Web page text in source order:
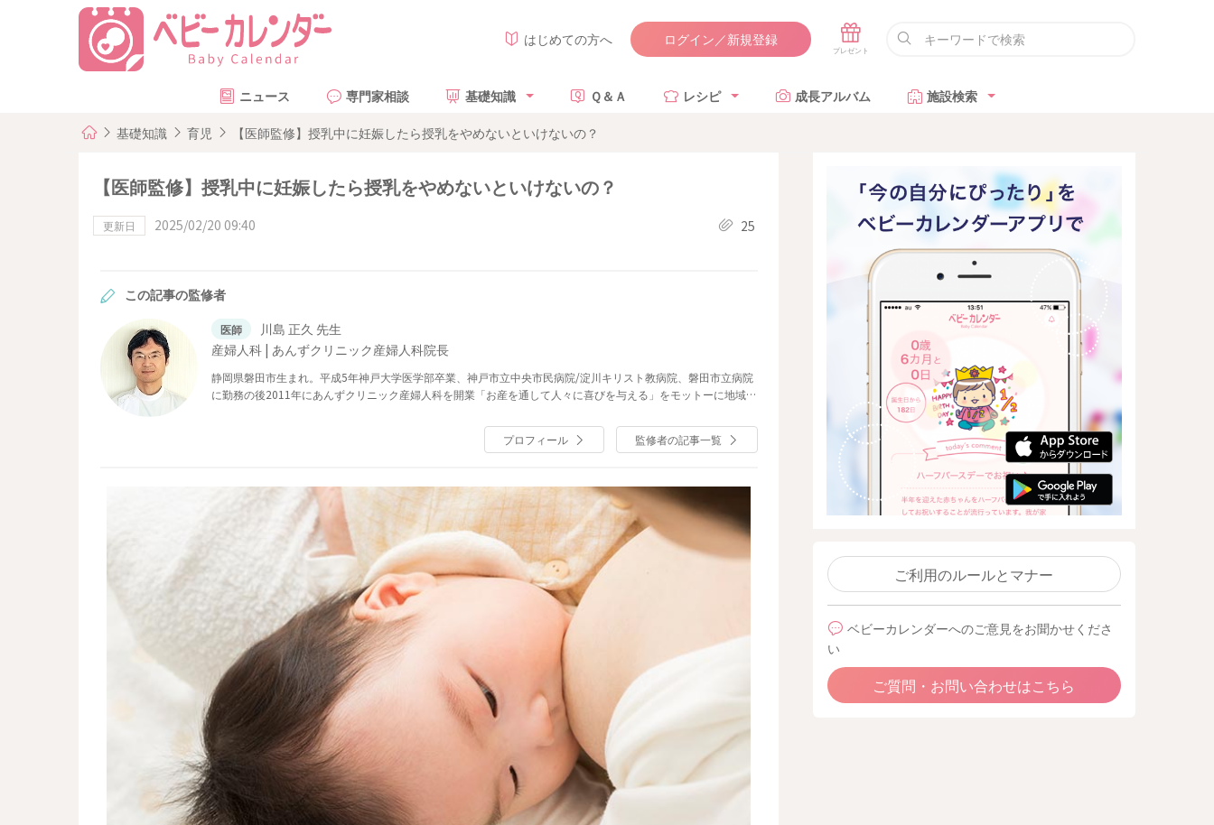
はじめての方へ ログイン／新規登録
ニュース 専門家相談 基礎知識 Ｑ＆Ａ レシピ 成長アルバム 施設検索
基礎知識 育児 【医師監修】授乳中に妊娠したら授乳をやめないといけないの？
【医師監修】授乳中に妊娠したら授乳をやめないといけないの？
更新日 2025/02/20 09:40 25
この記事の監修者
医師
川島 正久 先生
産婦人科 | あんずクリニック産婦人科院長
静岡県磐田市生まれ。平成5年神戸大学医学部卒業、神戸市立中央市民病院/淀川キリスト教病院、磐田市立病院
に勤務の後2011年にあんずクリニック産婦人科を開業「お産を通して人々に喜びを与える」をモットーに地域の
プロフィール
監修者の記事一覧
ご利用のルールとマナー
ベビーカレンダーへのご意見をお聞かせくださ
い
ご質問・お問い合わせはこちら